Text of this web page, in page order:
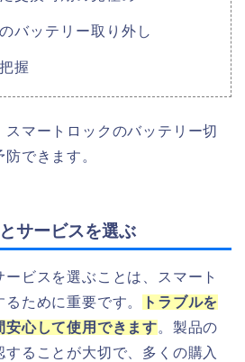
バッテリー取り外し
握
マートロックのバッテリー切
できます。
サービスを選ぶ
ビスを選ぶことは、スマート
ために重要です。
トラブルを
心して使用できます。製品の
ることが大切で、多くの購入